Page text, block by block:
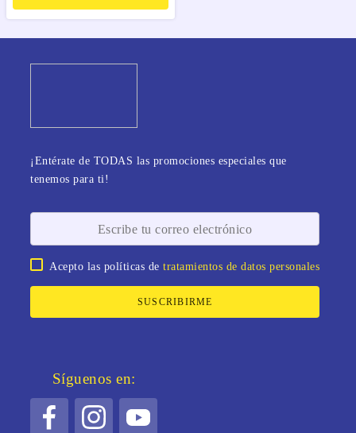
¡Entérate de TODAS las promociones especiales que
tenemos para ti!
Acepto las políticas detratamientos de datos personales
SUSCRIBIRME
Síguenos en: